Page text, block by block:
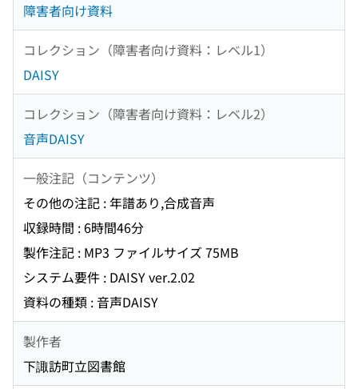
障害者向け資料
コレクション（障害者向け資料：レベル1）
DAISY
コレクション（障害者向け資料：レベル2）
音声DAISY
一般注記（コンテンツ）
その他の注記 : 年譜あり,合成音声
収録時間 : 6時間46分
製作注記 : MP3 ファイルサイズ 75MB
システム要件 : DAISY ver.2.02
資料の種類 : 音声DAISY
製作者
下諏訪町立図書館